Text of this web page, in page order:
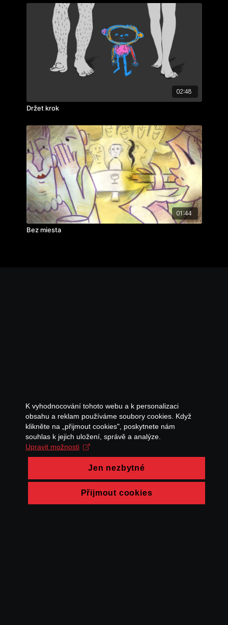
02:48
Držet krok
01:44
Bez miesta
K vyhodnocování tohoto webu a k personalizaci
obsahu a reklam používáme soubory cookies. Když
klikněte na „přijmout cookies", poskytnete nám
souhlas k jejich uložení, správě a analýze.
Upravit možnosti
Jen nezbytné
Přijmout cookies